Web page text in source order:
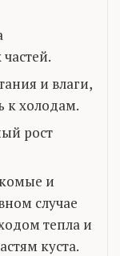
и влаги,
к холодам.
рост
и
случае
тепла и
куста.